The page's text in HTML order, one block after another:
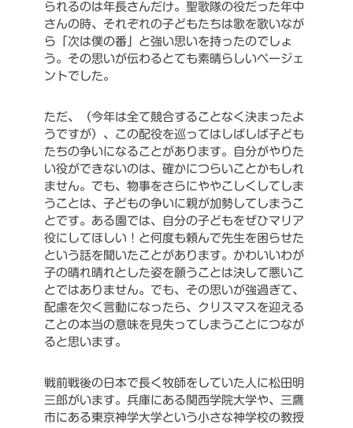
られるのは年長さんだけ。聖歌隊の役だった年中
さんの時、それぞれの子どもたちは歌を歌いなが
ら「次は僕の番」と強い思いを持ったのでしょ
う。その思いが伝わるとても素晴らしいページェ
ントでした。
ただ、（今年は全て競合することなく決まったよ
うですが）、この配役を巡ってはしばしば子ども
たちの争いになることがあります。自分がやりた
い役ができないのは、確かにつらいことかもしれ
ません。でも、物事をさらにややこしくしてしま
うことは、子どもの争いに親が加勢してしまうこ
とです。ある園では、自分の子どもをぜひマリア
役にしてほしい！と何度も頼んで先生を困らせた
という話を聞いたことがあります。かわいいわが
子の晴れ晴れとした姿を願うことは決して悪いこ
とではありません。でも、その思いが強過ぎて、
配慮を欠く言動になったら、クリスマスを迎える
ことの本当の意味を見失ってしまうことにつなが
ると思います。
戦前戦後の日本で長く牧師をしていた人に松田明
三郎がいます。兵庫にある関西学院大学や、三鷹
市にある東京神学大学という小さな神学校の教授